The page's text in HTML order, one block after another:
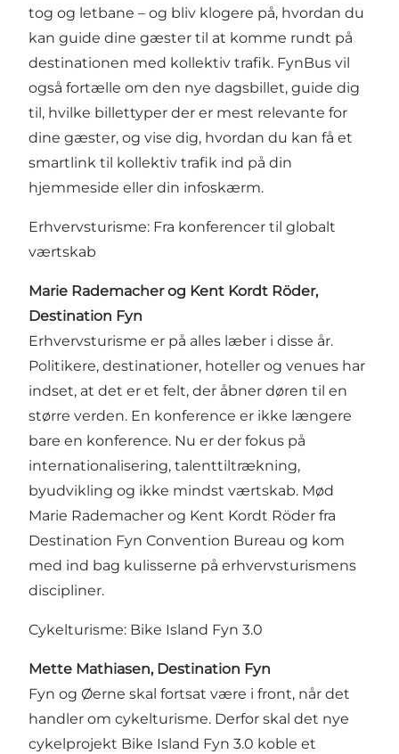
tog og letbane – og bliv klogere på, hvordan du
kan guide dine gæster til at komme rundt på
destinationen med kollektiv trafik. FynBus vil
også fortælle om den nye dagsbillet, guide dig
til, hvilke billettyper der er mest relevante for
dine gæster, og vise dig, hvordan du kan få et
smartlink til kollektiv trafik ind på din
hjemmeside eller din infoskærm.
Erhvervsturisme: Fra konferencer til globalt
værtskab
Marie Rademacher og Kent Kordt Röder,
Destination Fyn
Erhvervsturisme er på alles læber i disse år.
Politikere, destinationer, hoteller og venues har
indset, at det er et felt, der åbner døren til en
større verden. En konference er ikke længere
bare en konference. Nu er der fokus på
internationalisering, talenttiltrækning,
byudvikling og ikke mindst værtskab. Mød
Marie Rademacher og Kent Kordt Röder fra
Destination Fyn Convention Bureau og kom
med ind bag kulisserne på erhvervsturismens
discipliner.
Cykelturisme: Bike Island Fyn 3.0
Mette Mathiasen, Destination Fyn
Fyn og Øerne skal fortsat være i front, når det
handler om cykelturisme. Derfor skal det nye
cykelprojekt Bike Island Fyn 3.0 koble et